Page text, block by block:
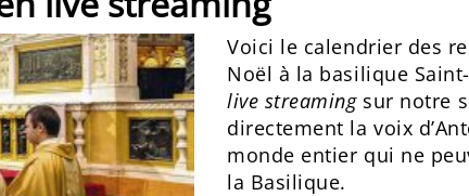
Voici le calendrier des
Noël à la basilique
live streamingsur notre
directement la voix
monde entier qui ne
la Basilique.